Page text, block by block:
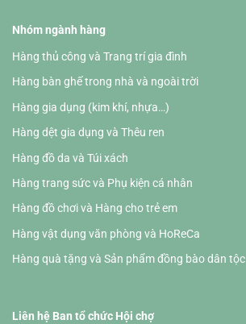
Nhóm ngành hàng
Hàng thủ công và Trang trí gia đình
Hàng bàn ghế trong nhà và ngoài trời
Hàng gia dụng (kim khí, nhựa…)
Hàng dệt gia dụng và Thêu ren
Hàng đồ da và Túi xách
Hàng trang sức và Phụ kiện cá nhân
Hàng đồ chơi và Hàng cho trẻ em
Hàng vật dụng văn phòng và HoReCa
Hàng quà tặng và Sản phẩm đồng bào dân tộc
Liên hệ Ban tổ chức Hội chợ